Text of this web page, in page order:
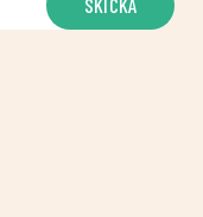
SKICKA